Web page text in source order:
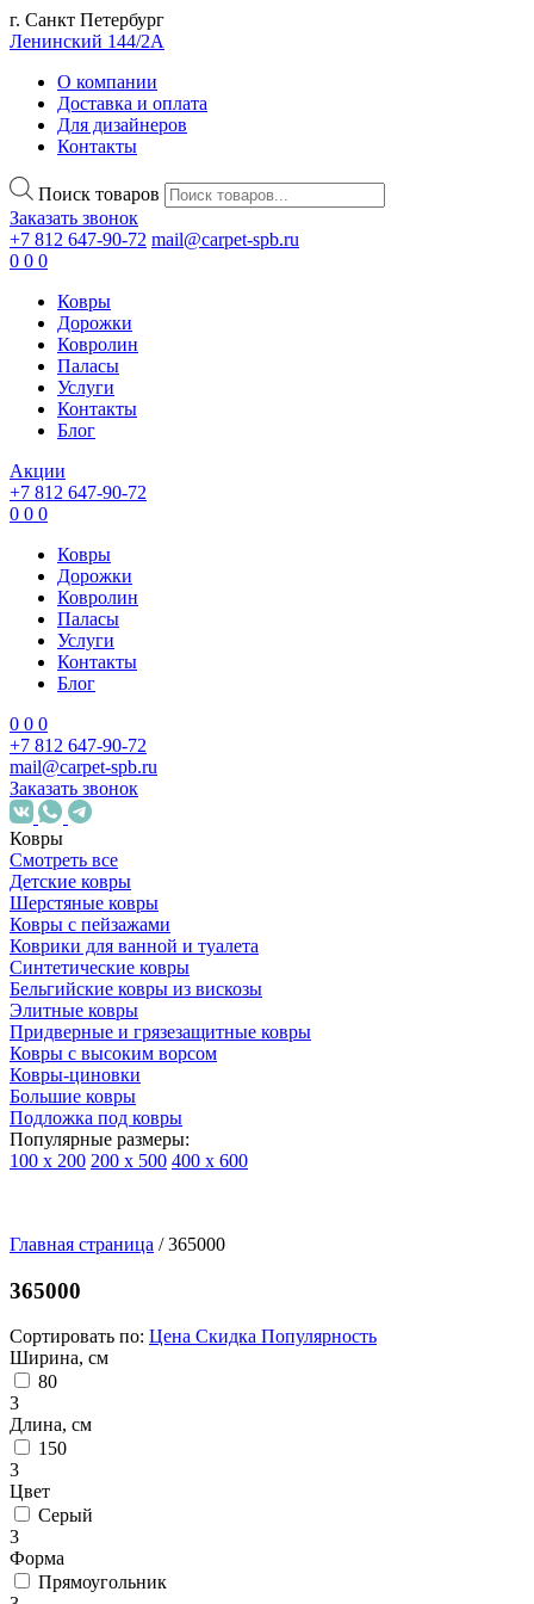
г. Санкт Петербург
Ленинский 144/2А
О компании
Доставка и оплата
Для дизайнеров
Контакты
Поиск товаров
Заказать звонок
+7 812 647-90-72 mail@carpet-spb.ru
0 0 0
Ковры
Дорожки
Ковролин
Паласы
Услуги
Контакты
Блог
Акции
+7 812 647-90-72
0 0 0
Ковры
Дорожки
Ковролин
Паласы
Услуги
Контакты
Блог
0 0 0
+7 812 647-90-72
mail@carpet-spb.ru
Заказать звонок
Ковры
Смотреть все
Детские ковры
Шерстяные ковры
Ковры с пейзажами
Коврики для ванной и туалета
Синтетические ковры
Бельгийские ковры из вискозы
Элитные ковры
Придверные и грязезащитные ковры
Ковры с высоким ворсом
Ковры-циновки
Большие ковры
Подложка под ковры
Популярные размеры:
100 х 200 200 х 500 400 х 600
типу
Синтетические
ковры
Ковры-
Главная страница /365000
365000
Сортировать по: Цена Скидка Популярность
Ширина, см
80
3
Длина, см
150
3
Цвет
Серый
3
Форма
Прямоугольник